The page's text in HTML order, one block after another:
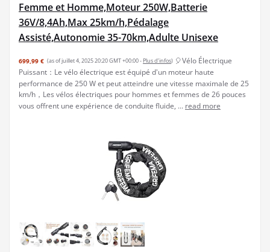
Femme et Homme,Moteur 250W,Batterie
36V/8,4Ah,Max 25km/h,Pédalage
Assisté,Autonomie 35-70km,Adulte Unisexe
699,99 € (as of juillet 4, 2025 20:20 GMT +00:00 - Plus d’infos) 🎈Vélo Électrique
Puissant：Le vélo électrique est équipé d'un moteur haute
performance de 250 W et peut atteindre une vitesse maximale de 25
km/h，Les vélos électriques pour hommes et femmes de 26 pouces
vous offrent une expérience de conduite fluide, ... read more